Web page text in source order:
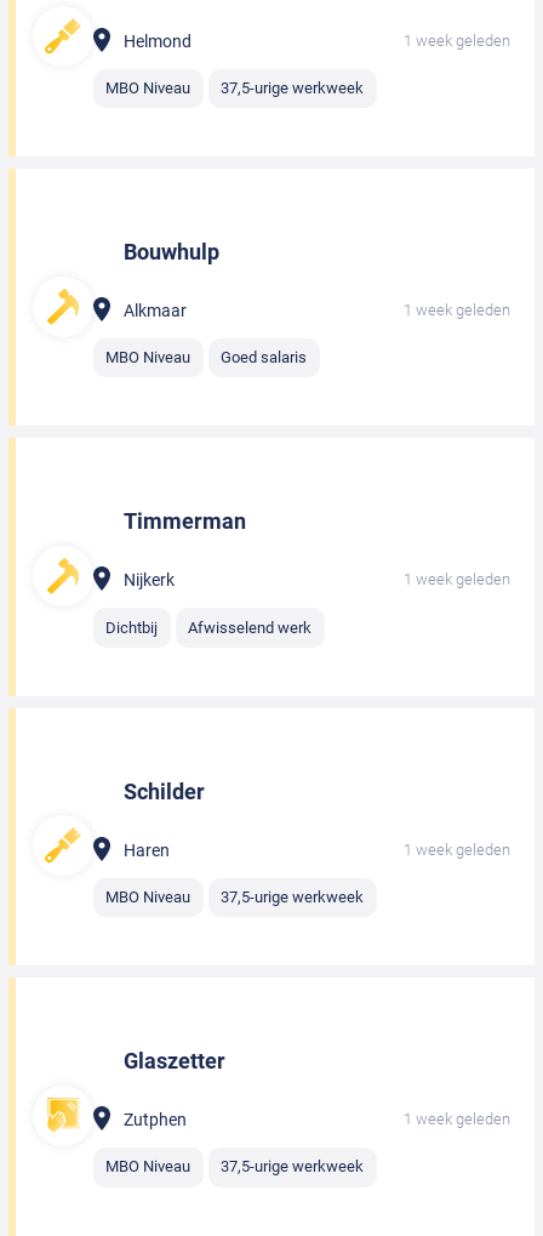
Helmond 1 week geleden
MBO Niveau 37,5-urige werkweek
Bouwhulp
Alkmaar 1 week geleden
MBO Niveau Goed salaris
Timmerman
Nijkerk 1 week geleden
Dichtbij Afwisselend werk
Schilder
Haren 1 week geleden
MBO Niveau 37,5-urige werkweek
Glaszetter
Zutphen 1 week geleden
MBO Niveau 37,5-urige werkweek